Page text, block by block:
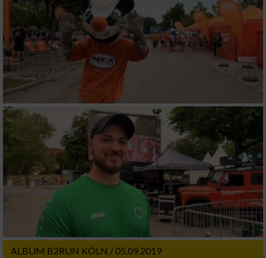
ALBUM B2RUN KÖLN / 05.09.2019